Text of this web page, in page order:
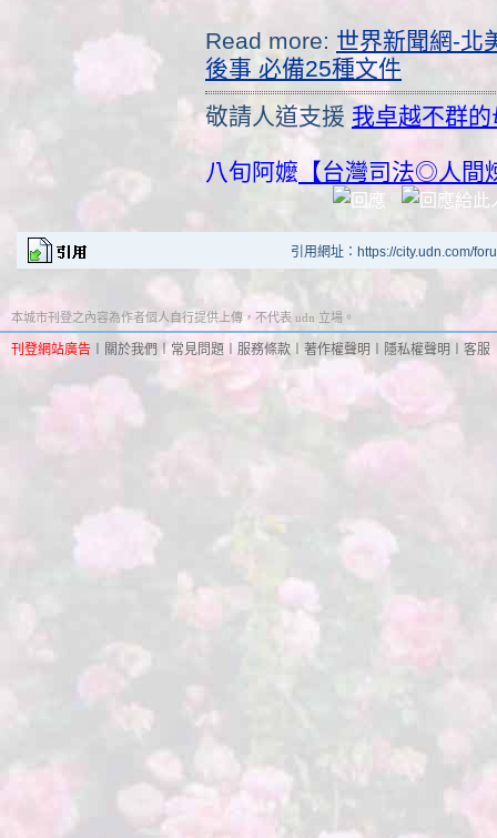
Read more: 世界新聞網-北
後事 必備25種文件
敬請人道支援 我卓越不群的
八旬阿嬤 【台灣司法◎人間
引用網址：https://city.udn.com/
本城市刊登之內容為作者個人自行提供上傳，不代表 udn 立場。
刊登網站廣告 關於我們 常見問題 服務條款 著作權聲明 隱私權聲明 客服